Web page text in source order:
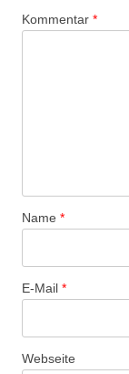
Kommentar *
Name *
E-Mail *
Webseite